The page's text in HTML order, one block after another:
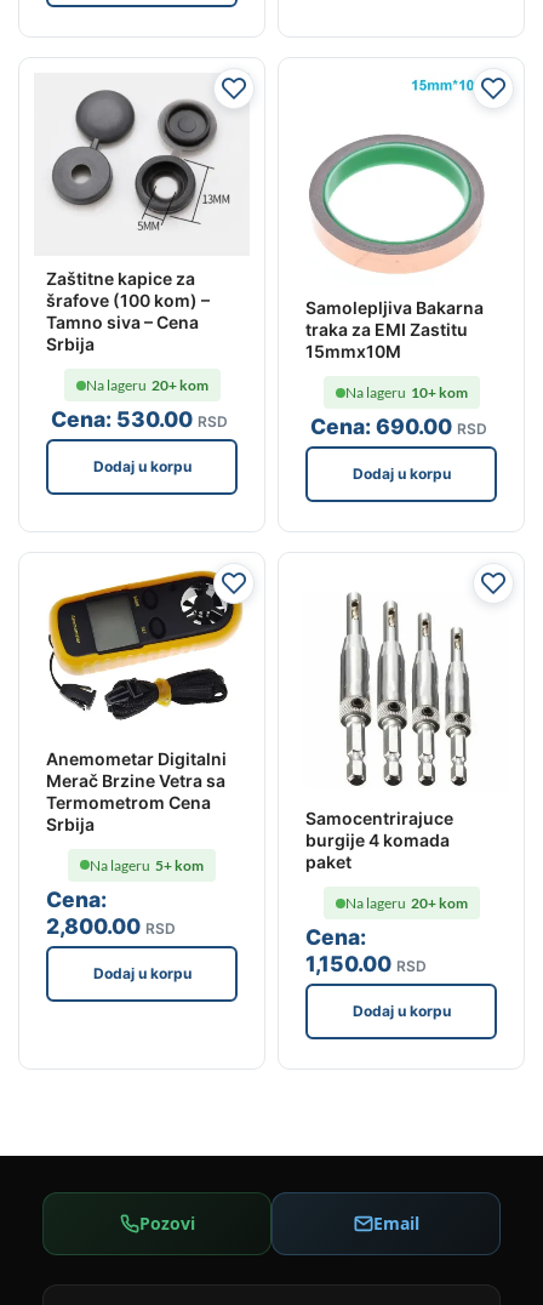
Zaštitne kapice za
šrafove (100 kom) –
Tamno siva – Cena
Srbija
Cena: 530.00 RSD
Na lageru 20+ kom
Dodaj u korpu
Samolepljiva Bakarna
traka za EMI Zastitu
15mmx10M
Cena:690.00 RSD
Na lageru 10+ kom
Dodaj u korpu
Anemometar Digitalni
Merač Brzine Vetra sa
Termometrom Cena
Srbija
Cena:
2,800.00 RSD
Na lageru 5+ kom
Dodaj u korpu
Samocentrirajuce
burgije 4 komada
paket
Cena:
1,150.00 RSD
Na lageru 20+ kom
Dodaj u korpu
Pozovi Email